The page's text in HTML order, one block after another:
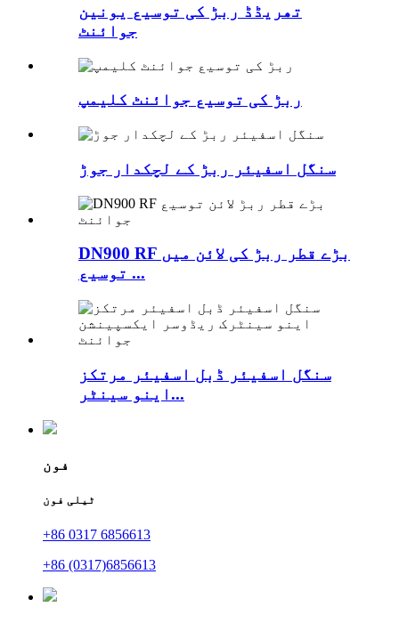
تھریڈڈ ربڑ کی توسیع یونین
جوائنٹ
ربڑ کی توسیع جوائنٹ کلیمپ
سنگل اسفیئر ربڑ کے لچکدار جوڑ
DN900 RF بڑے قطر ربڑ کی لائن میں
توسیع ...
سنگل اسفیئر ڈبل اسفیئر مرتکز
اینو سینٹر...
فون
ٹیلی فون
+86 0317 6856613
+86 (0317)6856613